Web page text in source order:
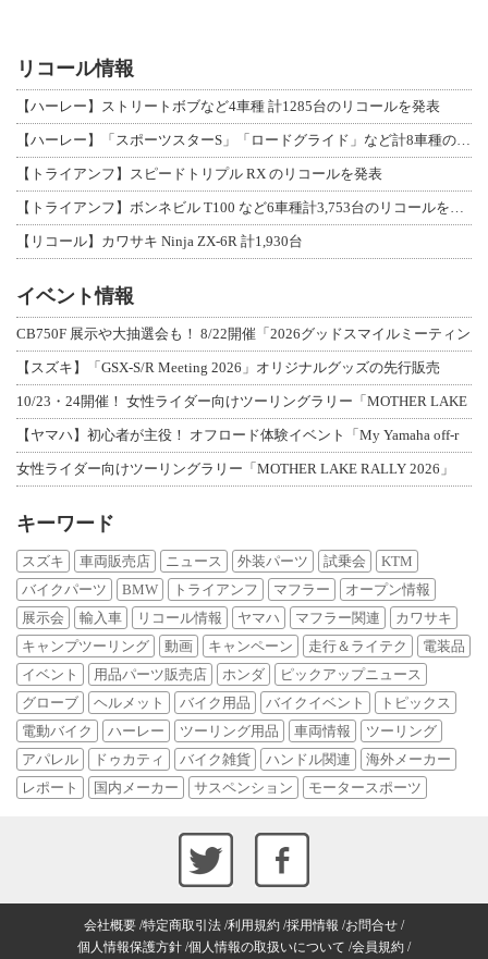
リコール情報
【ハーレー】ストリートボブなど4車種 計1285台のリコールを発表
【ハーレー】「スポーツスターS」「ロードグライド」など計8車種のリコールを発表
【トライアンフ】スピードトリプル RX のリコールを発表
【トライアンフ】ボンネビル T100 など6車種計3,753台のリコールを発表
【リコール】カワサキ Ninja ZX-6R 計1,930台
イベント情報
CB750F 展示や大抽選会も！ 8/22開催「2026グッドスマイルミーティン
【スズキ】「GSX-S/R Meeting 2026」オリジナルグッズの先行販売
10/23・24開催！ 女性ライダー向けツーリングラリー「MOTHER LAKE
【ヤマハ】初心者が主役！ オフロード体験イベント「My Yamaha off-r
女性ライダー向けツーリングラリー「MOTHER LAKE RALLY 2026」
キーワード
スズキ 車両販売店 ニュース 外装パーツ 試乗会
KTM
バイクパーツ
BMW トライアンフ マフラー
オープン情報
展示会
輸入車 リコール情報 ヤマハ マフラー関連
カワサキ
キャンプツーリング
動画 キャンペーン 走行＆ライテク
電装品
イベント
用品パーツ販売店 ホンダ
ピックアップニュース
グローブ
ヘルメット バイク用品 バイクイベント
トピックス
電動バイク
ハーレー ツーリング用品 車両情報
ツーリング
アパレル
ドゥカティ バイク雑貨 ハンドル関連
海外メーカー
レポート
国内メーカー サスペンション モータースポーツ
会社概要 特定商取引法 利用規約 採用情報 お問合せ
個人情報保護方針 個人情報の取扱いについて 会員規約